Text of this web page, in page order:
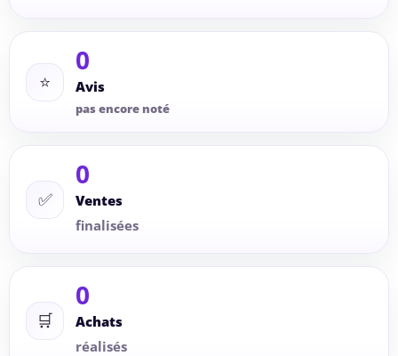
⭐
0
Avis
pas encore noté
✅
0
Ventes
finalisées
🛒
0
Achats
réalisés